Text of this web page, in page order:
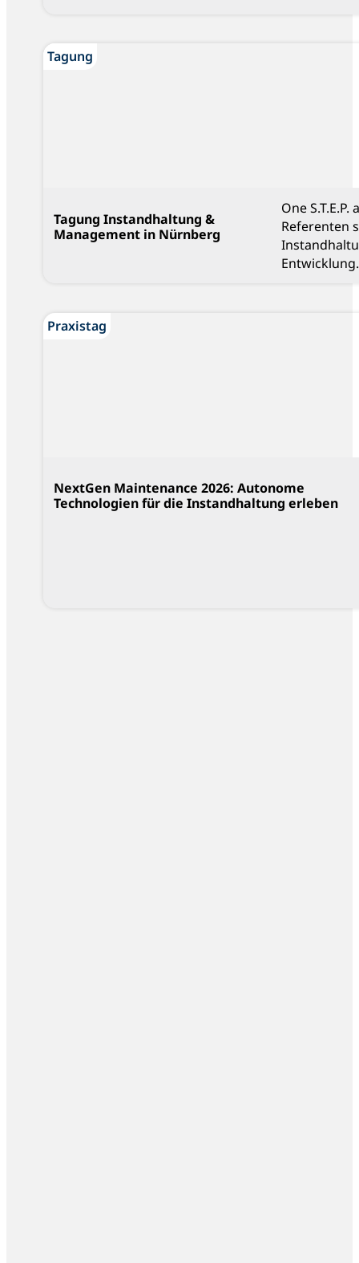
Blog
Tagung
Tagung Instandhaltung &
Management in Nürnberg
One
Referenten
Praxistag
NextGen Maintenance 2026: Autonome
Technologien für die Instandhaltung erleben